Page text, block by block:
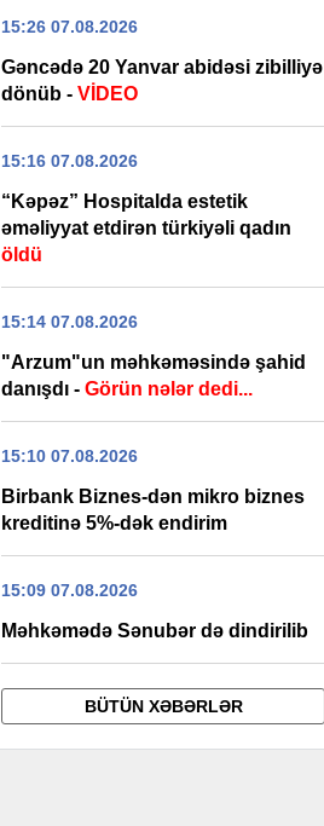
15:26 07.08.2026
Gəncədə 20 Yanvar abidəsi zibilliyə
dönüb - VİDEO
15:16 07.08.2026
“Kəpəz” Hospitalda estetik
əməliyyat etdirən türkiyəli qadın
öldü
15:14 07.08.2026
"Arzum"un məhkəməsində şahid
danışdı - Görün nələr dedi...
15:10 07.08.2026
Birbank Biznes-dən mikro biznes
kreditinə 5%-dək endirim
15:09 07.08.2026
Məhkəmədə Sənubər də dindirilib
BÜTÜN XƏBƏRLƏR